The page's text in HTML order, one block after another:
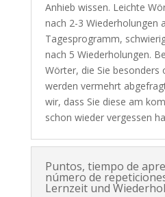
Anhieb wissen. Leichte
nach 2-3 Wiederholungen
Tagesprogramm,
nach 5 Wiederholungen.
Wörter, die Sie besonders
werden vermehrt
wir, dass Sie diese am
schon wieder vergessen
Puntos, tiempo de
número de
Lernzeit und